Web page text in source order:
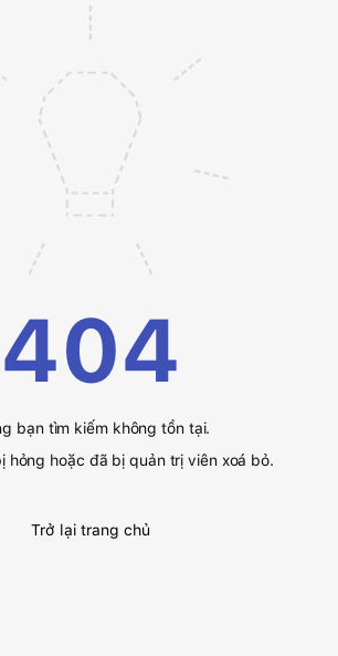
404
bạn tìm kiếm không tồn tại.
hỏng hoặc đã bị quản trị viên xoá bỏ.
Trở lại trang chủ